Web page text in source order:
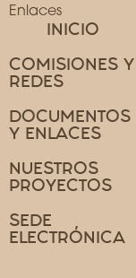
Enlaces
INICIO
COMISIONES Y
REDES
DOCUMENTOS
Y ENLACES
NUESTROS
PROYECTOS
SEDE
ELECTRÓNICA